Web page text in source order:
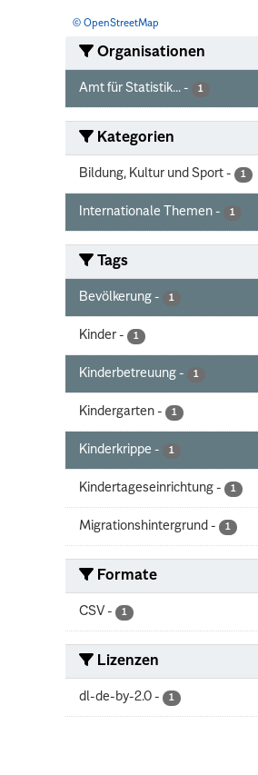
© OpenStreetMap
Organisationen
Amt für Statistik... - 1
Kategorien
Bildung, Kultur und Sport - 1
Internationale Themen - 1
Tags
Bevölkerung - 1
Kinder - 1
Kinderbetreuung - 1
Kindergarten - 1
Kinderkrippe - 1
Kindertageseinrichtung - 1
Migrationshintergrund - 1
Formate
CSV - 1
Lizenzen
dl-de-by-2.0 - 1